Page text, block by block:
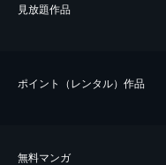
⾒放題作品
ポイント（レンタル）作品
無料マンガ